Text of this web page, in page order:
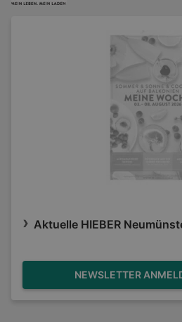
Aktuelle HIEBER
NEWSLETTER